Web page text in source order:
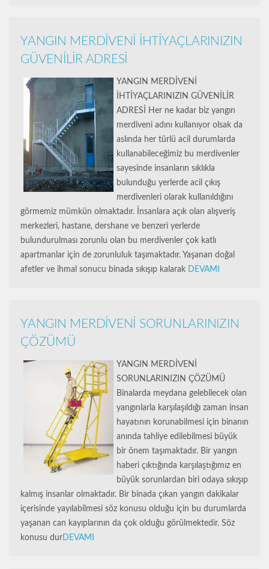
YANGIN MERDİVENİ İHTİYAÇLARINIZIN
GÜVENİLİR ADRESİ
YANGIN MERDİVENİ
İHTİYAÇLARINIZIN GÜVENİLİR
ADRESİ Her ne kadar biz yangın
merdiveni adını kullanıyor olsak da
aslında her türlü acil durumlarda
kullanabileceğimiz bu merdivenler
sayesinde insanların sıklıkla
bulunduğu yerlerde acil çıkış
merdivenleri olarak kullanıldığını
görmemiz mümkün olmaktadır. İnsanlara açık olan alışveriş
merkezleri, hastane, dershane ve benzeri yerlerde
bulundurulması zorunlu olan bu merdivenler çok katlı
apartmanlar için de zorunluluk taşımaktadır. Yaşanan doğal
afetler ve ihmal sonucu binada sıkışıp kalarak DEVAMI
YANGIN MERDİVENİ SORUNLARINIZIN
ÇÖZÜMÜ
YANGIN MERDİVENİ
SORUNLARINIZIN ÇÖZÜMÜ
Binalarda meydana gelebilecek olan
yangınlarla karşılaşıldığı zaman insan
hayatının korunabilmesi için binanın
anında tahliye edilebilmesi büyük
bir önem taşımaktadır. Bir yangın
haberi çıktığında karşılaştığımız en
büyük sorunlardan biri odaya sıkışıp
kalmış insanlar olmaktadır. Bir binada çıkan yangın dakikalar
içerisinde yayılabilmesi söz konusu olduğu için bu durumlarda
yaşanan can kayıplarının da çok olduğu görülmektedir. Söz
konusu durDEVAMI